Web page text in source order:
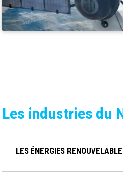
Les industries du
LES ÉNERGIES